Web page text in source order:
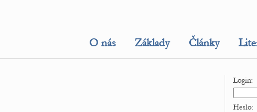
O nás Základy Články
Login:
Heslo: